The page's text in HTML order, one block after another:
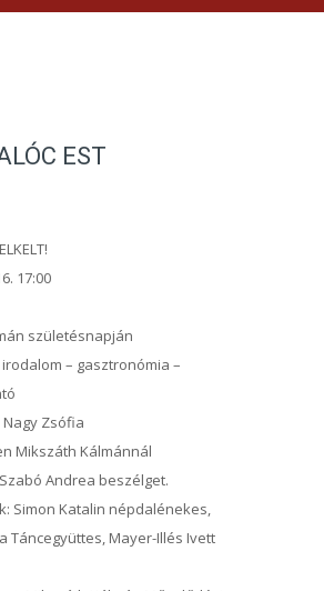
EST
17:00
születésnapján
– gasztronómia –
Nagy Zsófia
Mikszáth Kálmánnál
Andrea beszélget.
Simon Katalin népdalénekes,
Táncegyüttes, Mayer-Illés Ivett